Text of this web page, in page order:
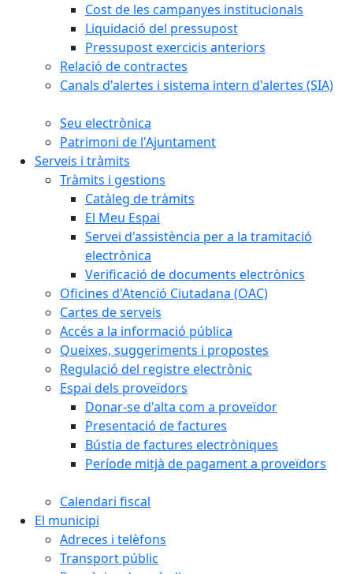
Cost de les campanyes institucionals
Liquidació del pressupost
Pressupost exercicis anteriors
Relació de contractes
Canals d'alertes i sistema intern d'alertes (SIA)
Seu electrònica
Patrimoni de l'Ajuntament
Serveis i tràmits
Tràmits i gestions
Catàleg de tràmits
El Meu Espai
Servei d'assistència per a la tramitació
electrònica
Verificació de documents electrònics
Oficines d'Atenció Ciutadana (OAC)
Cartes de serveis
Accés a la informació pública
Queixes, suggeriments i propostes
Regulació del registre electrònic
Espai dels proveïdors
Donar-se d'alta com a proveïdor
Presentació de factures
Bústia de factures electròniques
Període mitjà de pagament a proveïdors
Calendari fiscal
El municipi
Adreces i telèfons
Transport públic